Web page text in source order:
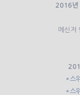
2016년
메신저
*스
*스